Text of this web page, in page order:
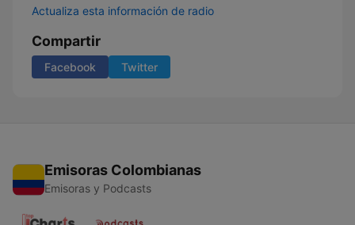
Actualiza esta información de radio
Compartir
Facebook Twitter
Emisoras Colombianas
Emisoras y Podcasts